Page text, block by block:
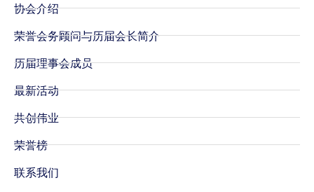
协会介绍
荣誉会务顾问与历届会长简介
历届理事会成员
最新活动
共创伟业
荣誉榜
联系我们